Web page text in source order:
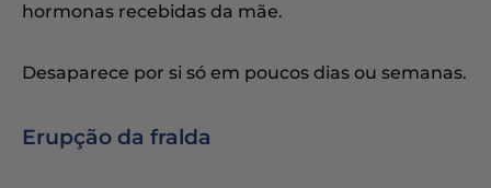
hormonas recebidas da mãe.
Desaparece por si só em poucos dias ou semanas.
Erupção da fralda